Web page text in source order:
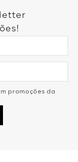
promoções da